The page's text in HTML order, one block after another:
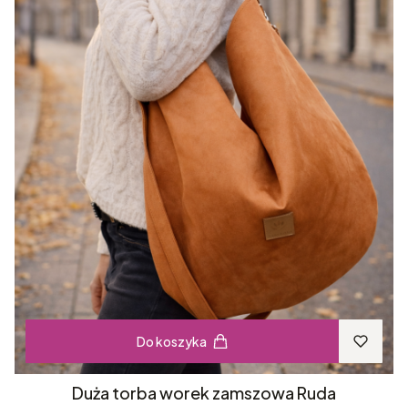
Do koszyka
Duża torba worek zamszowa Ruda